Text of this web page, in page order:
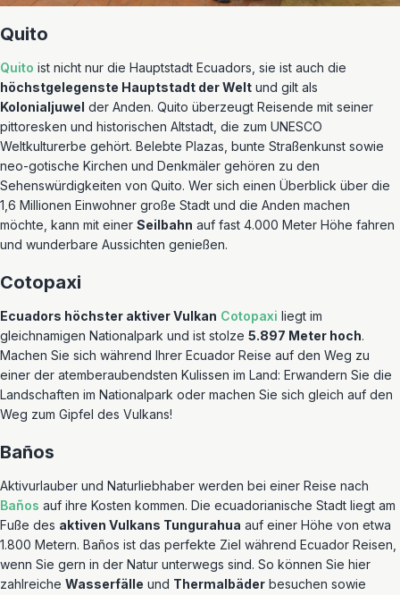
Quito
Quito ist nicht nur die Hauptstadt Ecuadors, sie ist auch die
höchstgelegenste Hauptstadt der Welt und gilt als
Kolonialjuwel der Anden. Quito überzeugt Reisende mit seiner
pittoresken und historischen Altstadt, die zum UNESCO
Weltkulturerbe gehört. Belebte Plazas, bunte Straßenkunst sowie
neo-gotische Kirchen und Denkmäler gehören zu den
Sehenswürdigkeiten von Quito. Wer sich einen Überblick über die
1,6 Millionen Einwohner große Stadt und die Anden machen
möchte, kann mit einer Seilbahn auf fast 4.000 Meter Höhe fahren
und wunderbare Aussichten genießen.
Cotopaxi
Ecuadors höchster aktiver Vulkan Cotopaxi liegt im
gleichnamigen Nationalpark und ist stolze 5.897 Meter hoch.
Machen Sie sich während Ihrer Ecuador Reise auf den Weg zu
einer der atemberaubendsten Kulissen im Land: Erwandern Sie die
Landschaften im Nationalpark oder machen Sie sich gleich auf den
Weg zum Gipfel des Vulkans!
Baños
Aktivurlauber und Naturliebhaber werden bei einer Reise nach
Baños auf ihre Kosten kommen. Die ecuadorianische Stadt liegt am
Fuße des aktiven Vulkans Tungurahua auf einer Höhe von etwa
1.800 Metern. Baños ist das perfekte Ziel während Ecuador Reisen,
wenn Sie gern in der Natur unterwegs sind. So können Sie hier
zahlreiche Wasserfälle und Thermalbäder besuchen sowie